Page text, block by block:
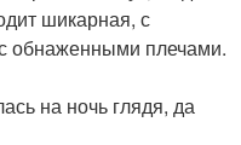
шикарная, с
обнаженными плечами.
на ночь глядя, да